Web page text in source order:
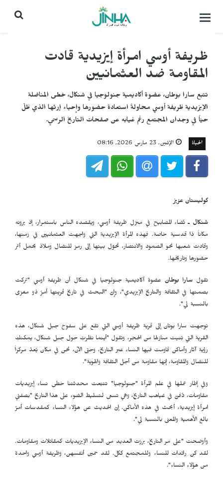
التحكم
ظريفة أوسي امرأة إيزيدية قادت
المقاومة ضد العثمانيين
تتبع سارا بوطان، عضوة أكاديمية جنولوجيا في شنكال، خطى المناضلة
الإيزيدية ظريفة أوسي محاولةً استعادة حضورها وإحياء إرثها الذي ظلّ
حيّاً في وجدان المجتمع رغم غيابه عن صفحات التاريخ الرسمي.
الحياة الإثنين, 23 مارس 2026, 08:16
كوليستان عزيز
شنكال ـ تُضاء المصابيح في منزل ظريفة أوسي، ويقصده الناس باستمرار، إذ يرونه
مكاناً ذا قدسية خاصة. فهذه المرأة الإيزيدية التي واجهت العثمانيين في زمنها،
وقادت شعبها نحو الصمود والانتصار، تحوّل بيتها إلى رمز للنضال وملاذ يحمل أثر
حضورها وتاريخها.
تقول سارا بوطان عضوة أكاديمية جنولوجيا في شنكال أن ظريفة أوسي "تركت
بصمتها في الثقافة والتاريخ الإيزيدي"، وإنّ "البحث في تاريخ قريتها أمرٌ ذو مغزى
بالنسبة لي".
توجهت سارا بوتان إلى قرية ظريفة أوسي التي تقع على سفوح جبل شنكال، هذه
القرية التي بُنيت منازلها من الحجر، وتقول "أينما نظرتِ حول جبل شنكال، يمكنكِ
رؤية آثار وأماكن قاومت فيها النساء عبر التاريخ، وحتى الآن، نحن في مكان يُعدّ مركزاً
للنضال والمقاومة، إنها مقاومة من أجل الثقافة والهوية".
وفي إطار عملها في علم المرأة "جنولوجيا" تتبّعت محدثتنا خطى نساء إيزيديات
مقاومات، دُفنّ في غياهب التاريخ، وهي تسعى لتسليط الضوء على هذا التاريخ "بصفتي
امرأة إيزيدية، أبحث في هذه الأماكن. إنّ الحديث عن هؤلاء النساء كمقدسات أمرٌ
بالغ الأهمية والمعنى بالنسبة لي".
وأوضحت "على مر التاريخ، برزت العديد من النساء الإيزيديات كمقاتلات ومقاومات.
لقد كن رائدات للنساء وللمجتمع ككل. لقد حمين أنفسهن، وظريفة أوسي واحدة
من هؤلاء النساء".